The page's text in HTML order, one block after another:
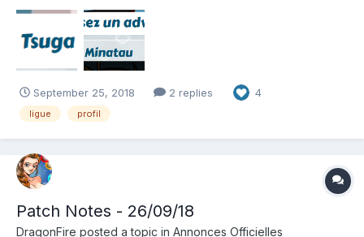
icônes correspondantes etc près de celle de classe, niveau ou
autre endroit disponible ?...
September 25, 2018 2 replies 4
ligue profil
Patch Notes - 26/09/18
DragonFire posted a topic in Annonces Officielles